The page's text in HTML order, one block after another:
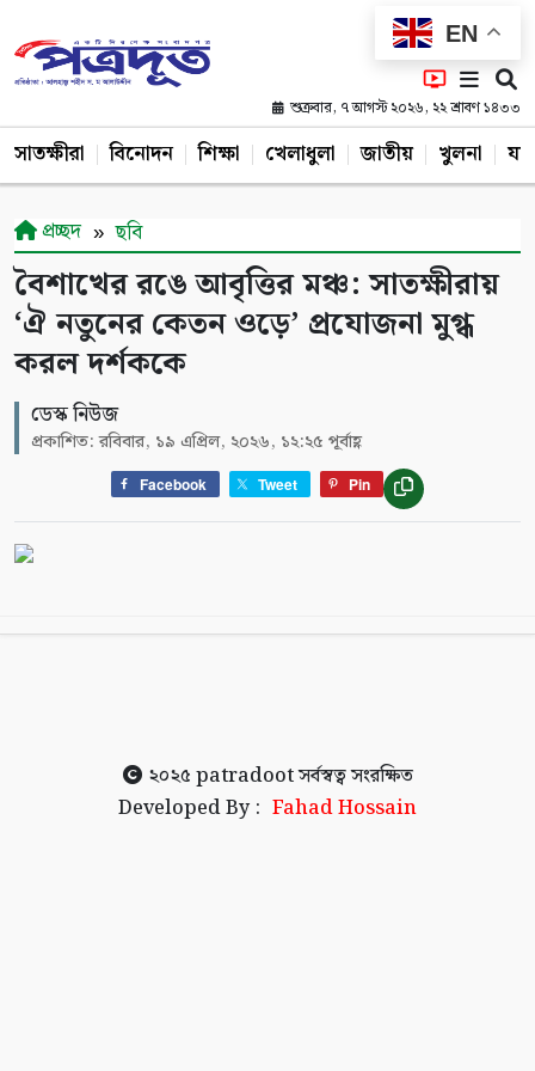
EN
শুক্রবার, ৭ আগস্ট ২০২৬, ২২ শ্রাবণ ১৪৩৩
সাতক্ষীরা বিনোদন শিক্ষা খেলাধুলা জাতীয় খুলনা
প্রচ্ছদ ছবি
বৈশাখের রঙে আবৃত্তির মঞ্চ: সাতক্ষীরায়
‘ঐ নতুনের কেতন ওড়ে’ প্রযোজনা মুগ্ধ
করল দর্শককে
ডেস্ক নিউজ
প্রকাশিত: রবিবার, ১৯ এপ্রিল, ২০২৬, ১২:২৫ পূর্বাহ্ণ
Facebook Tweet Pin
২০২৫ patradootসর্বস্বত্ব সংরক্ষিত
Developed By : Fahad Hossain